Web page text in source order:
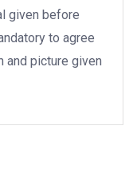
given before
to agree
and picture given